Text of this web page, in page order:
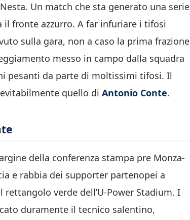
Un match che sta generato una serie
fronte azzurro. A far infuriare i tifosi
sulla gara, non a caso la prima frazione
messo in campo dalla squadra
pesanti da parte di moltissimi tifosi. Il
quello di Antonio Conte.
della conferenza stampa pre Monza-
e rabbia dei supporter partenopei a
verde dell’U-Power Stadium. I
duramente il tecnico salentino,